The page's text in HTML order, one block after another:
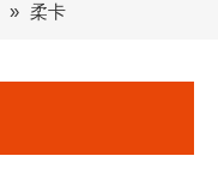
» 柔卡